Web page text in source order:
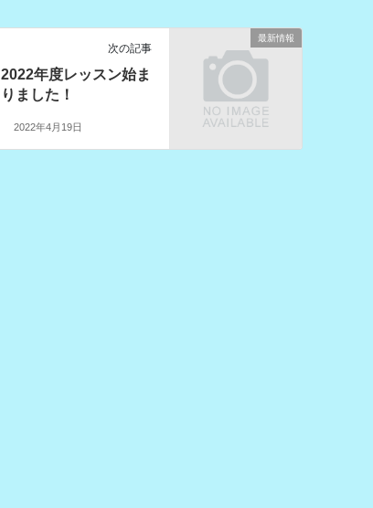
最新情報
次の記事
2022年度レッスン始ま
りました！
2022年4月19日